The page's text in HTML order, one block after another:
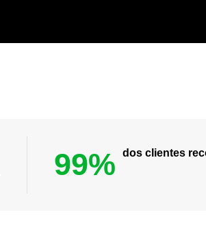
99% dos clientes